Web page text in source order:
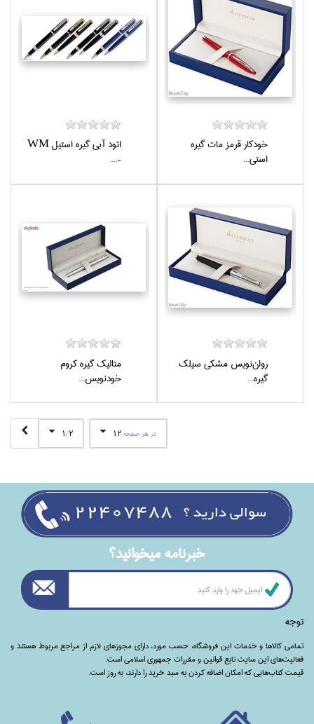
خودكار قرمز مات گيره
استي...
اتود آبي گيره استيل WM
-...
روان‌نويس مشكي سيلك
گيره...
متاليك گيره كروم
خودنويس...
در هر صفحه12
1/2
خبرنامه ميخوانيد؟
توجه
تمامی‌ کالاها و خدمات این فروشگاه، حسب مورد،‌ دارای مجوزهای لازم از مراجع مربوط هستند ‌و‌‌
فعالیت‌های این سایت تابع قوانین و مقررات جمهوری اسلامی است.
قیمت کتاب‌هایی که امکان اضافه کردن به سبد خرید را دارند،‌ به روز است.